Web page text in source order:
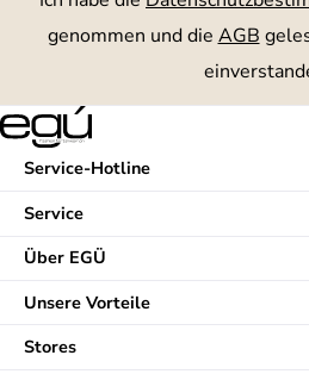
genommen und die AGB
Service-Hotline
Service
Über EGÜ
Unsere Vorteile
Stores